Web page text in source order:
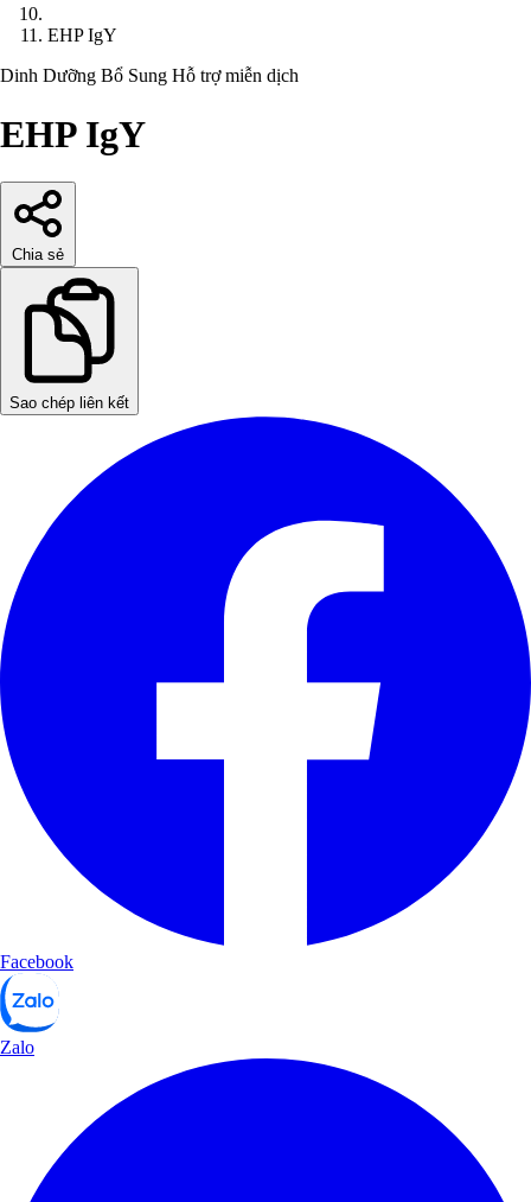
EHP IgY
Dinh Dưỡng Bổ Sung Hỗ trợ miễn dịch
EHP IgY
Chia sẻ
Sao chép liên kết
Facebook
Zalo